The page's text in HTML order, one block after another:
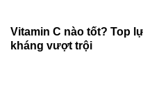
Vitamin C nào tốt? Top
kháng vượt trội